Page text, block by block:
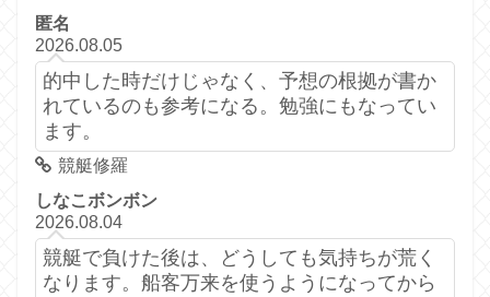
匿名
2026.08.05
的中した時だけじゃなく、予想の根拠が書か
れているのも参考になる。勉強にもなってい
ます。
競艇修羅
しなこボンボン
2026.08.04
競艇で負けた後は、どうしても気持ちが荒く
なります。船客万来を使うようになってから